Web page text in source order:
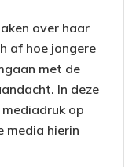
over haar
af hoe jongere
met de
In deze
op
media hierin